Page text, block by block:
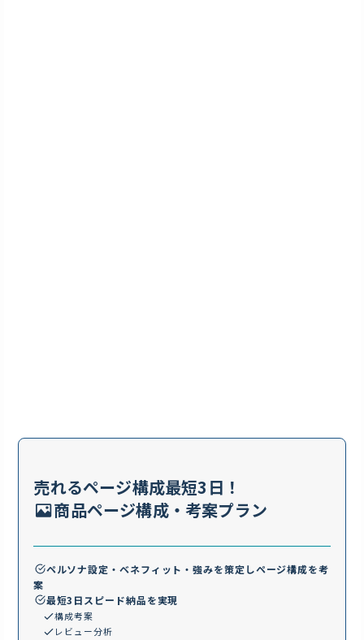
売れるページ構成最短3日！
商品ページ構成・考案プラン
ペルソナ設定・ベネフィット・強みを策定しページ構成を考
案
最短3日スピード納品を実現
構成考案
レビュー分析